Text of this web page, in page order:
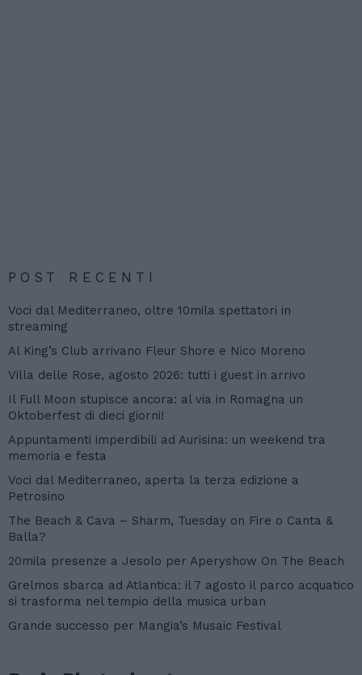
POST RECENTI
Voci dal Mediterraneo, oltre 10mila spettatori in
streaming
Al King’s Club arrivano Fleur Shore e Nico Moreno
Villa delle Rose, agosto 2026: tutti i guest in arrivo
Il Full Moon stupisce ancora: al via in Romagna un
Oktoberfest di dieci giorni!
Appuntamenti imperdibili ad Aurisina: un weekend tra
memoria e festa
Voci dal Mediterraneo, aperta la terza edizione a
Petrosino
The Beach & Cava – Sharm, Tuesday on Fire o Canta &
Balla?
20mila presenze a Jesolo per Aperyshow On The Beach
Grelmos sbarca ad Atlantica: il 7 agosto il parco acquatico
si trasforma nel tempio della musica urban
Grande successo per Mangia’s Musaic Festival